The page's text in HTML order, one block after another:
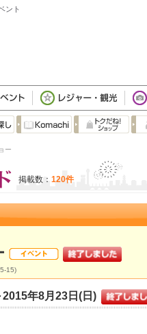
ント
ー
掲載数： 120件
15)
年8月23日(日)